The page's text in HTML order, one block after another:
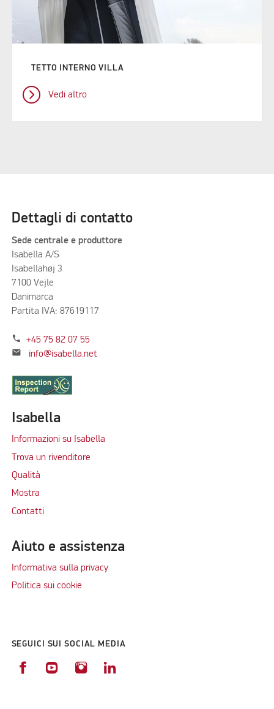
TETTO INTERNO VILLA
Vedi altro
Dettagli di contatto
Sede centrale e produttore
Isabella A/S
Isabellahøj 3
7100 Vejle
Danimarca
Partita IVA: 87619117
phone +45 75 82 07 55
mail info@isabella.net
Isabella
Informazioni su Isabella
Trova un rivenditore
Qualità
Mostra
Contatti
Aiuto e assistenza
Informativa sulla privacy
Politica sui cookie
SEGUICI SUI SOCIAL MEDIA